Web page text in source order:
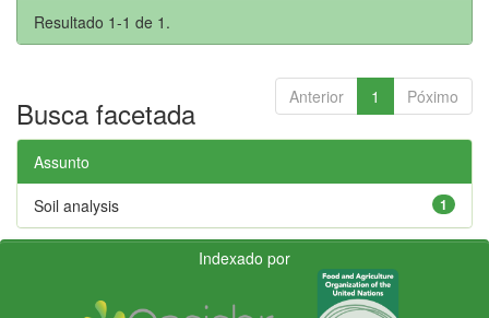
Resultado 1-1 de 1.
Anterior 1 Póximo
Busca facetada
Assunto
1
Soil analysis
Indexado por